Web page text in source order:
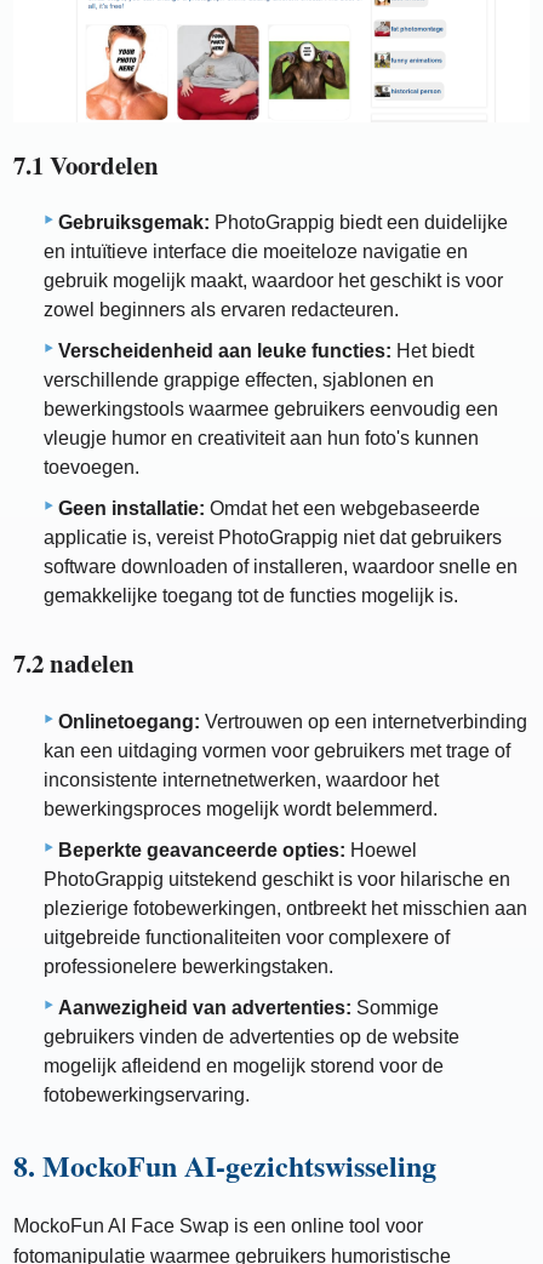
7.1 Voordelen
Gebruiksgemak: PhotoGrappig biedt een duidelijke
en intuïtieve interface die moeiteloze navigatie en
gebruik mogelijk maakt, waardoor het geschikt is voor
zowel beginners als ervaren redacteuren.
Verscheidenheid aan leuke functies: Het biedt
verschillende grappige effecten, sjablonen en
bewerkingstools waarmee gebruikers eenvoudig een
vleugje humor en creativiteit aan hun foto's kunnen
toevoegen.
Geen installatie: Omdat het een webgebaseerde
applicatie is, vereist PhotoGrappig niet dat gebruikers
software downloaden of installeren, waardoor snelle en
gemakkelijke toegang tot de functies mogelijk is.
7.2 nadelen
Onlinetoegang: Vertrouwen op een internetverbinding
kan een uitdaging vormen voor gebruikers met trage of
inconsistente internetnetwerken, waardoor het
bewerkingsproces mogelijk wordt belemmerd.
Beperkte geavanceerde opties: Hoewel
PhotoGrappig uitstekend geschikt is voor hilarische en
plezierige fotobewerkingen, ontbreekt het misschien aan
uitgebreide functionaliteiten voor complexere of
professionelere bewerkingstaken.
Aanwezigheid van advertenties: Sommige
gebruikers vinden de advertenties op de website
mogelijk afleidend en mogelijk storend voor de
fotobewerkingservaring.
8. MockoFun AI-gezichtswisseling
MockoFun AI Face Swap is een online tool voor
fotomanipulatie waarmee gebruikers humoristische